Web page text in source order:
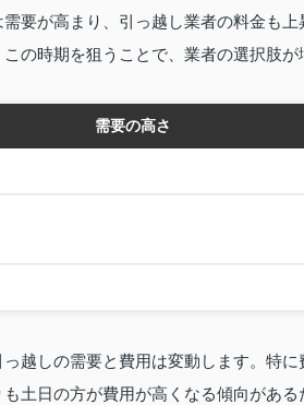
要が高まり、引っ越し業者の料金も
の時期を狙うことで、業者の選択肢が
需要の高さ
越しの需要と費用は変動します。特
土日の方が費用が高くなる傾向があ